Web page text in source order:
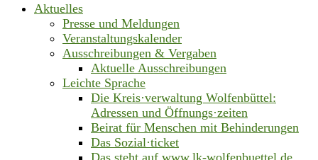
Aktuelles
Presse und Meldungen
Veranstaltungskalender
Ausschreibungen & Vergaben
Aktuelle Ausschreibungen
Leichte Sprache
Die Kreis·verwaltung Wolfenbüttel:
Adressen und Öffnungs·zeiten
Beirat für Menschen mit Behinderungen
Das Sozial·ticket
Das steht auf www.lk-wolfenbuettel.de